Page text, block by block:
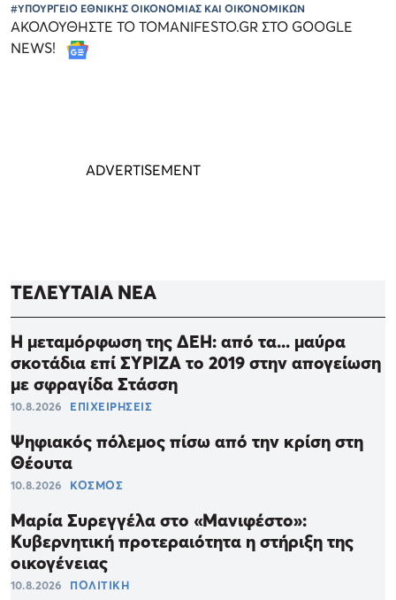
#ΥΠΟΥΡΓΕΙΟ ΕΘΝΙΚΗΣ ΟΙΚΟΝΟΜΙΑΣ ΚΑΙ ΟΙΚΟΝΟΜΙΚΩΝ
ΑΚΟΛΟΥΘΗΣΤΕ ΤΟ TOMANIFESTO.GR ΣΤΟ GOOGLE
NEWS!
ΤΕΛΕΥΤΑΙΑ ΝΕΑ
Η μεταμόρφωση της ΔΕΗ: από τα... μαύρα
σκοτάδια επί ΣΥΡΙΖΑ το 2019 στην απογείωση
με σφραγίδα Στάσση
10.8.2026 ΕΠΙΧΕΙΡΗΣΕΙΣ
Ψηφιακός πόλεμος πίσω από την κρίση στη
Θέουτα
10.8.2026 ΚΟΣΜΟΣ
Μαρία Συρεγγέλα στο «Μανιφέστο»:
Κυβερνητική προτεραιότητα η στήριξη της
οικογένειας
10.8.2026 ΠΟΛΙΤΙΚΗ